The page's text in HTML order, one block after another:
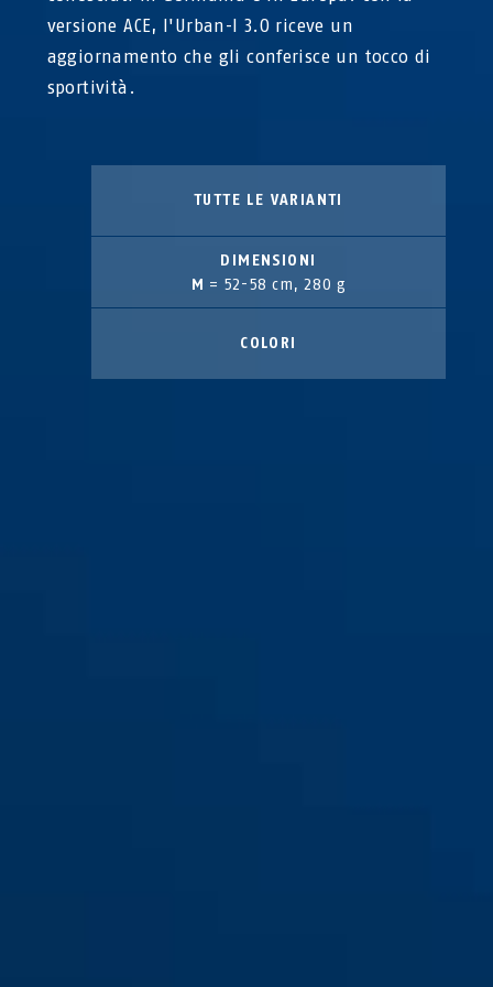
versione ACE, l'Urban-I 3.0 riceve un
aggiornamento che gli conferisce un tocco di
sportività.
TUTTE LE VARIANTI
DIMENSIONI
M = 52-58 cm, 280 g
COLORI